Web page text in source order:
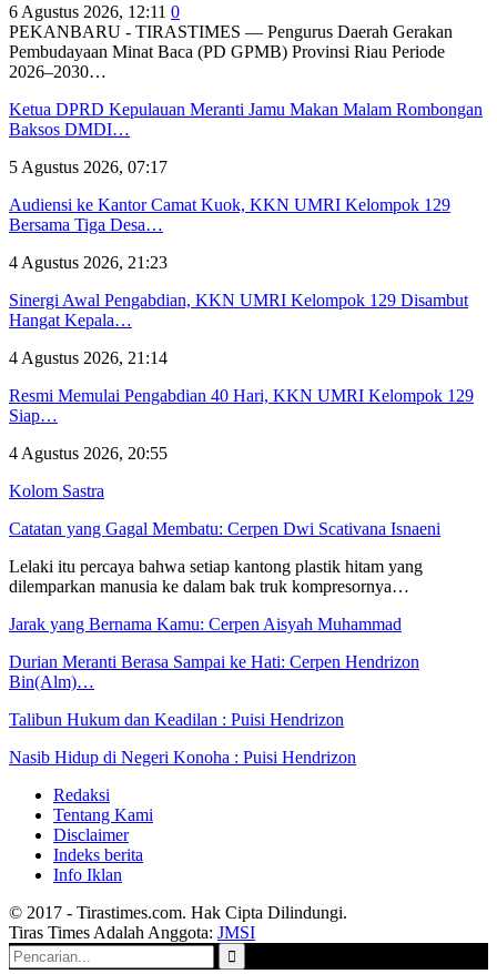
6 Agustus 2026, 12:11 0
PEKANBARU - TIRASTIMES — Pengurus Daerah Gerakan
Pembudayaan Minat Baca (PD GPMB) Provinsi Riau Periode
2026–2030…
Ketua DPRD Kepulauan Meranti Jamu Makan Malam Rombongan
Baksos DMDI…
5 Agustus 2026, 07:17
Audiensi ke Kantor Camat Kuok, KKN UMRI Kelompok 129
Bersama Tiga Desa…
4 Agustus 2026, 21:23
Sinergi Awal Pengabdian, KKN UMRI Kelompok 129 Disambut
Hangat Kepala…
4 Agustus 2026, 21:14
Resmi Memulai Pengabdian 40 Hari, KKN UMRI Kelompok 129
Siap…
4 Agustus 2026, 20:55
Kolom Sastra
Catatan yang Gagal Membatu: Cerpen Dwi Scativana Isnaeni
Lelaki itu percaya bahwa setiap kantong plastik hitam yang
dilemparkan manusia ke dalam bak truk kompresornya…
Jarak yang Bernama Kamu: Cerpen Aisyah Muhammad
Durian Meranti Berasa Sampai ke Hati: Cerpen Hendrizon
Bin(Alm)…
Talibun Hukum dan Keadilan : Puisi Hendrizon
Nasib Hidup di Negeri Konoha : Puisi Hendrizon
Redaksi
Tentang Kami
Disclaimer
Indeks berita
Info Iklan
© 2017 - Tirastimes.com. Hak Cipta Dilindungi.
Tiras Times Adalah Anggota: JMSI